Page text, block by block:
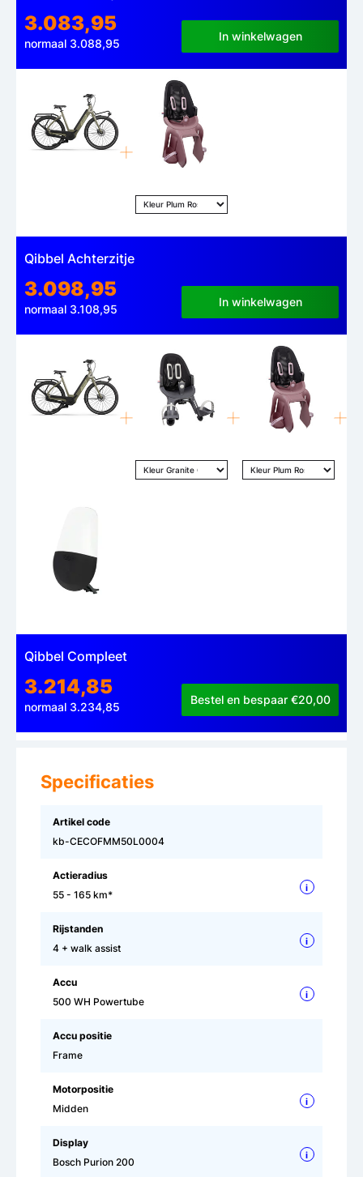
3.083,95
normaal 3.088,95
In winkelwagen
Qibbel Achterzitje
3.098,95
normaal 3.108,95
In winkelwagen
Qibbel Compleet
3.214,85
normaal 3.234,85
Bestel en bespaar €20,00
Specificaties
Artikel code
kb-CECOFMM50L0004
Actieradius
55 - 165 km*
i
Rijstanden
4 + walk assist
i
Accu
500 WH Powertube
i
Accu positie
Frame
Motorpositie
Midden
i
Display
Bosch Purion 200
i